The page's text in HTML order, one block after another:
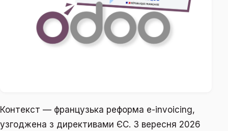
Контекст — французька реформа e-invoicing,
узгоджена з директивами ЄС. З вересня 2026